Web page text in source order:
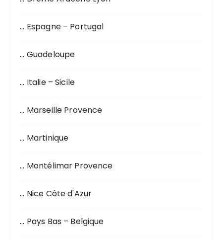
… Espagne – Portugal
… Guadeloupe
… Italie – Sicile
… Marseille Provence
… Martinique
… Montélimar Provence
… Nice Côte d'Azur
… Pays Bas – Belgique